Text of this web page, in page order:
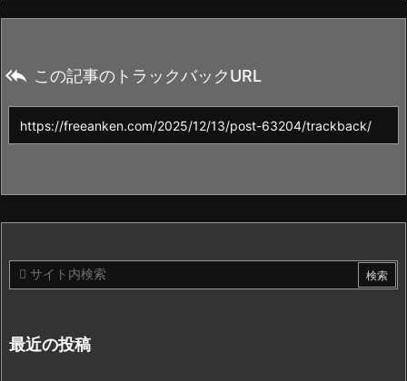
 この記事のトラックバックURL
最近の投稿